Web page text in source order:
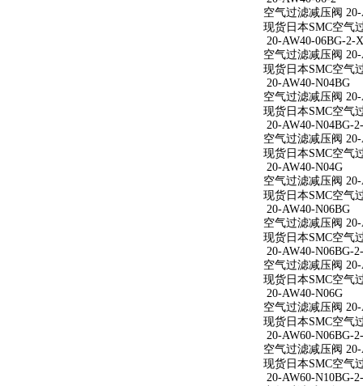
空气过滤减压阀
现货日本SMC空气
20-AW40-06BG-2-
空气过滤减压阀
现货日本SMC空气
20-AW40-N04BG
空气过滤减压阀
现货日本SMC空气
20-AW40-N04BG-
空气过滤减压阀
现货日本SMC空气
20-AW40-N04G
空气过滤减压阀
现货日本SMC空气
20-AW40-N06BG
空气过滤减压阀
现货日本SMC空气
20-AW40-N06BG-
空气过滤减压阀
现货日本SMC空气
20-AW40-N06G
空气过滤减压阀
现货日本SMC空气
20-AW60-N06BG-
空气过滤减压阀
现货日本SMC空气
20-AW60-N10BG-